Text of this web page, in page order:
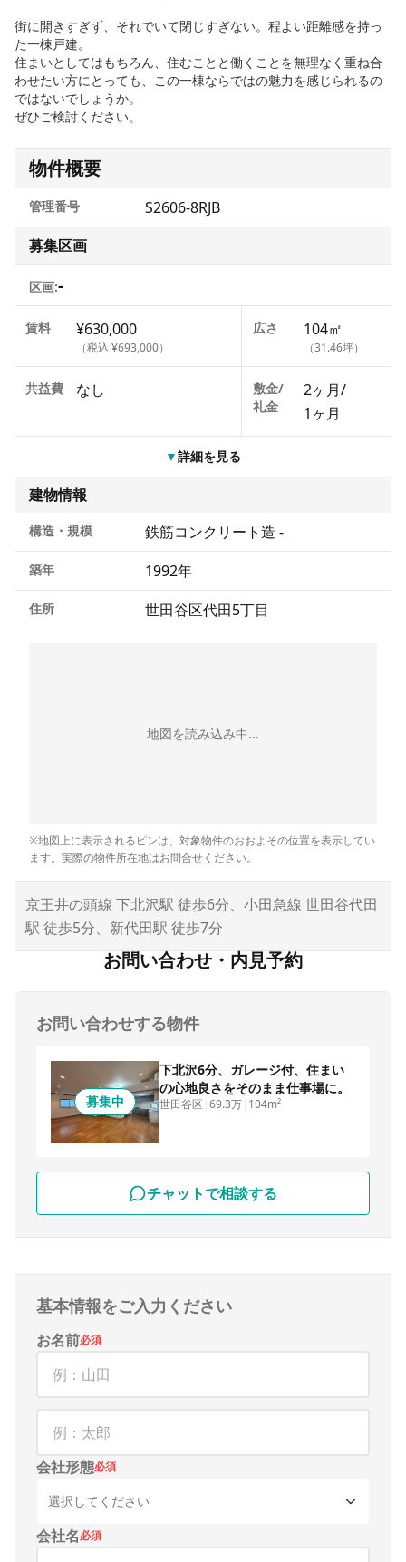
街に開きすぎず、それでいて閉じすぎない。程よい距離感を持っ
た一棟戸建。
住まいとしてはもちろん、住むことと働くことを無理なく重ね合
わせたい方にとっても、この一棟ならではの魅力を感じられるの
ではないでしょうか。
ぜひご検討ください。
物件概要
管理番号
S2606-8RJB
募集区画
区画:-
賃料 ¥630,000
（税込 ¥693,000）
広さ 104㎡
（31.46坪）
共益費 なし
敷金/
礼金
2ヶ月/
1ヶ月
▼詳細を見る
建物情報
構造・規模 鉄筋コンクリート造 -
築年 1992年
住所 世田谷区代田5丁目
地図を読み込み中...
※地図上に表示されるピンは、対象物件のおおよその位置を表示してい
ます。実際の物件所在地はお問合せください。
京王井の頭線 下北沢駅 徒歩6分、小田急線 世田谷代田
駅 徒歩5分、新代田駅 徒歩7分
お問い合わせ・内見予約
お問い合わせする物件
募集中
下北沢6分、ガレージ付、住まい
の心地良さをそのまま仕事場に。
世田谷区 69.3万 104m²
チャットで相談する
基本情報をご入力ください
お名前必須
会社形態必須
選択してください
会社名必須